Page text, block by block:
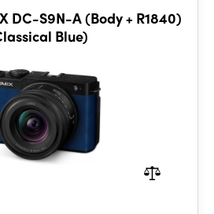
DC-S9N-A (Body + R1840)
Blue)